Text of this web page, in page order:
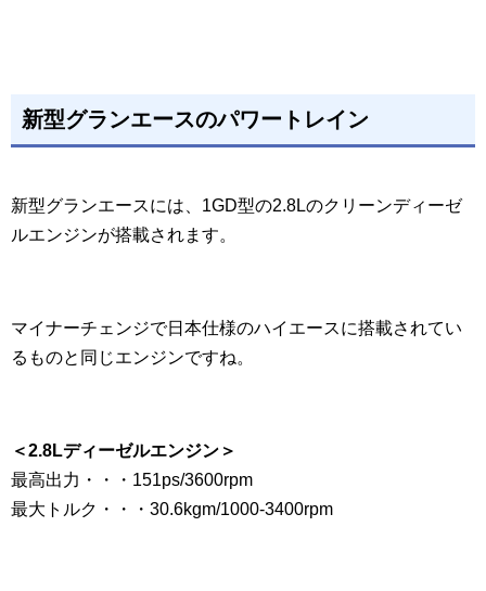
新型グランエースのパワートレイン
新型グランエースには、1GD型の2.8Lのクリーンディーゼ
ルエンジンが搭載されます。
マイナーチェンジで日本仕様のハイエースに搭載されてい
るものと同じエンジンですね。
＜2.8Lディーゼルエンジン＞
最高出力・・・151ps/3600rpm
最大トルク・・・30.6kgm/1000-3400rpm